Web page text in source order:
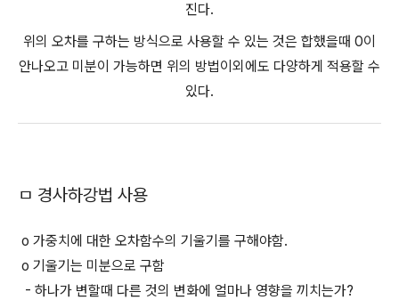
진다.
위의 오차를 구하는 방식으로 사용할 수 있는 것은 합했을때 0이
안나오고 미분이 가능하면 위의 방법이외에도 다양하게 적용할 수
있다.
ㅁ 경사하강법 사용
o 가중치에 대한 오차함수의 기울기를 구해야함.
o 기울기는 미분으로 구함
- 하나가 변할때 다른 것의 변화에 얼마나 영향을 끼치는가?